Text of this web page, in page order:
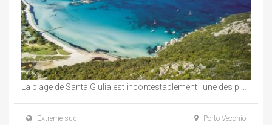
Extreme sud Porto Vecchio